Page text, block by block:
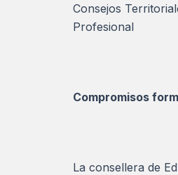
Consejos
Profesional
Compromisos
La consellera de